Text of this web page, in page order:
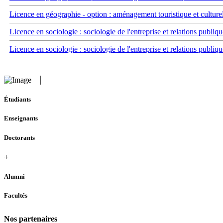
Licence en géographie - option : aménagement touristique et culturel
Licence en sociologie : sociologie de l'entreprise et relations
Licence en sociologie : sociologie de l'entreprise et relations
Étudiants
Enseignants
Doctorants
+
Alumni
Facultés
Nos partenaires